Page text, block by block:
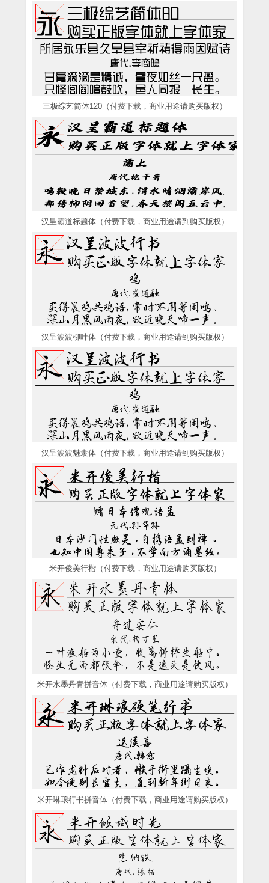
三极综艺简体120（付费下载，商业用途请购买版权）
汉呈霸道标题体（付费下载，商业用途请到购买版权）
汉呈波波柳叶体（付费下载，商业用途请到购买版权）
汉呈波波魅隶体（付费下载，商业用途请到购买版权）
米开俊美行楷（付费下载，商业用途请购买版权）
米开水墨丹青拼音体（付费下载，商业用途请购买版权）
米开琳琅行书拼音体（付费下载，商业用途请购买版权）